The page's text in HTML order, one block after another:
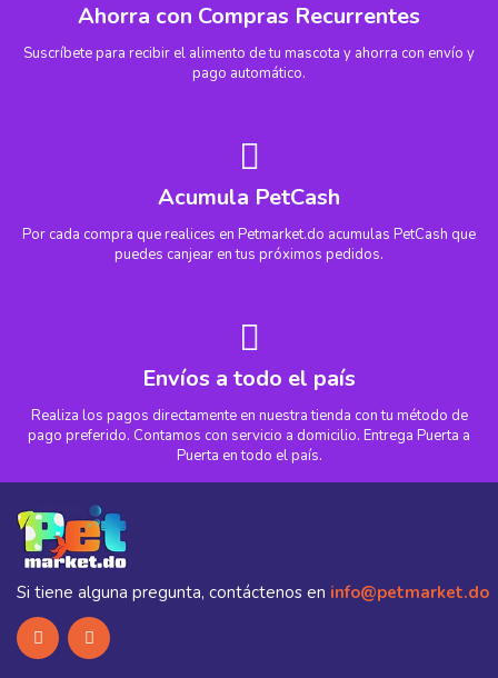
Ahorra con Compras Recurrentes
Suscríbete para recibir el alimento de tu mascota y ahorra con envío y
pago automático.
Acumula PetCash
Por cada compra que realices en Petmarket.do acumulas PetCash que
puedes canjear en tus próximos pedidos.
Envíos a todo el país
Realiza los pagos directamente en nuestra tienda con tu método de
pago preferido. Contamos con servicio a domicilio. Entrega Puerta a
Puerta en todo el país.
Si tiene alguna pregunta, contáctenos en info@petmarket.do